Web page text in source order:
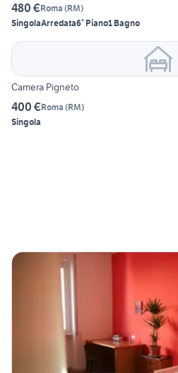
480 €Roma (RM)
SingolaArredata6° Piano1 Bagno
Camera Pigneto
400 €Roma (RM)
Singola